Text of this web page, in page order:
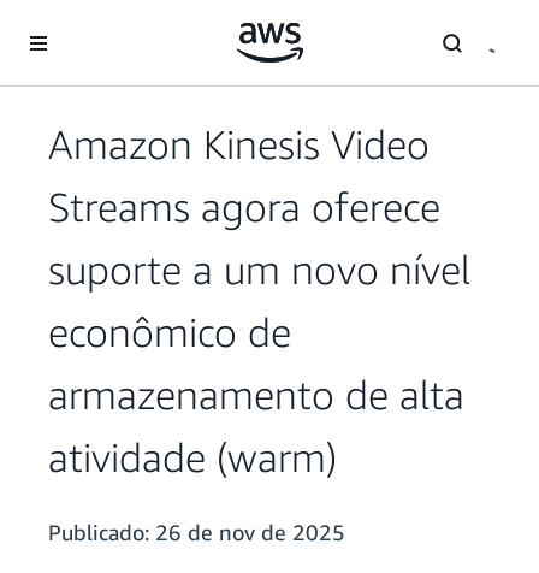
Pular para o conteúdo principal
Amazon Kinesis Video
Streams agora oferece
suporte a um novo nível
econômico de
armazenamento de alta
atividade (warm)
Publicado: 26 de nov de 2025